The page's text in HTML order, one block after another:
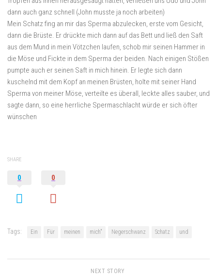
dann auch ganz schnell (John musste ja noch arbeiten)
Mein Schatz fing an mir das Sperma abzulecken, erste vom Gesicht,
dann die Brüste. Er drückte mich dann auf das Bett und ließ den Saft
aus dem Mund in mein Vötzchen laufen, schob mir seinen Hammer in
die Möse und Fickte in dem Sperma der beiden. Nach einigen Stößen
pumpte auch er seinen Saft in mich hinein. Er legte sich dann
kuschelnd mit dem Kopf an meinen Brüsten, holte mit seiner Hand
Sperma von meiner Möse, verteilte es überall, leckte alles sauber, und
sagte dann, so eine herrliche Spermaschlacht würde er sich öfter
wünschen
SHARE
0 0
Tags: Ein Für meinen mich" Negerschwanz Schatz und
NEXT STORY